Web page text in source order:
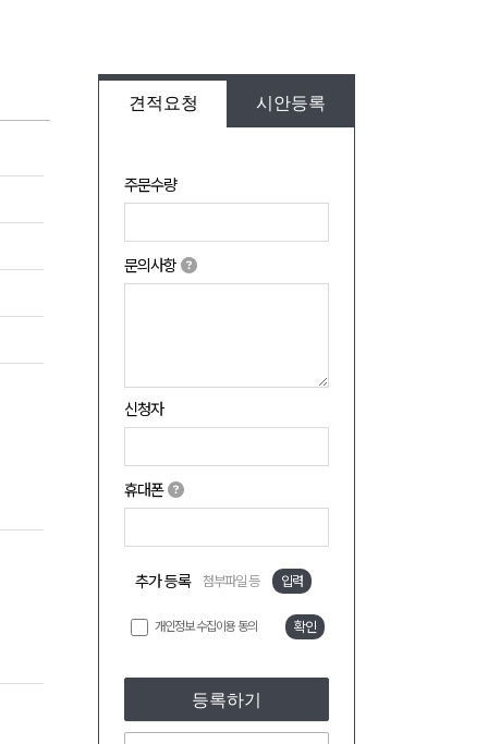
견적요청 시안등록
주문수량
문의사항
신청자
휴대폰
추가 등록 첨부파일 등 입력
개인정보 수집이용 동의 확인
등록하기